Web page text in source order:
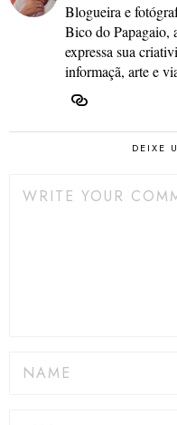
Blogueira e
Bico do Papagaio,
expressa sua
informaçã, arte e
DEIXE